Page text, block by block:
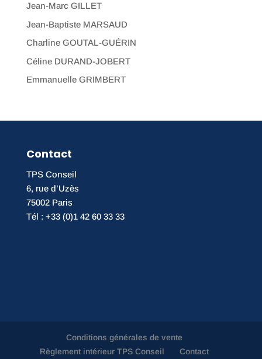
Jean-Marc GILLET
Jean-Baptiste MARSAUD
Charline GOUTAL-GUÉRIN
Céline DURAND-JOBERT
Emmanuelle GRIMBERT
Contact
TPS Conseil
6, rue d’Uzès
75002 Paris
Tél : +33 (0)1 42 60 33 33
Conditions générales de vente
Règlement intérieur TPS Conseil
Contact